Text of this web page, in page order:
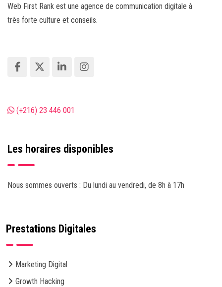
Web First Rank est une agence de communication digitale à
très forte culture et conseils.
(+216) 23 446 001
Les horaires disponibles
Nous sommes ouverts : Du lundi au vendredi, de 8h à 17h
Prestations Digitales
Marketing Digital
Growth Hacking